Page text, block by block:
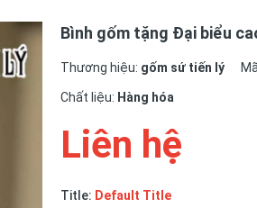
Bình gốm tặng Đại biểu
Thương hiệu: gốm sứ tiến lý
Chất liệu: Hàng hóa
Liên hệ
Title: Default Title